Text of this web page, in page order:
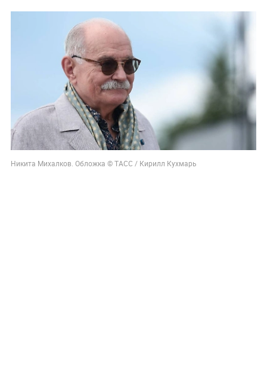
Никита Михалков. Обложка © ТАСС / Кирилл Кухмарь